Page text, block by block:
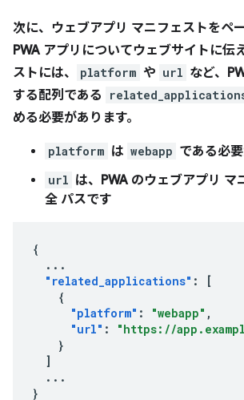
次に、ウェブアプリ マニフェストをペ
PWA アプリについてウェブサイトに伝
ストには、
platform や url など、
する配列である
める必要があります。
platform は webapp である必
url は、PWA のウェブアプリ マ
全 パスです
{
...
"related_applications" :
[
{
"platform" : "webapp" ,
"url" :
"https://
}
]
...
}